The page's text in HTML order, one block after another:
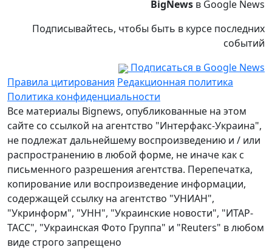
BigNews в Google News
Подписывайтесь, чтобы быть в курсе последних
событий
Подписаться в Google News
Правила цитирования Редакционная политика
Политика конфиденциальности
Все материалы Bignews, опубликованные на этом
сайте со ссылкой на агентство "Интерфакс-Украина",
не подлежат дальнейшему воспроизведению и / или
распространению в любой форме, не иначе как с
письменного разрешения агентства. Перепечатка,
копирование или воспроизведение информации,
содержащей ссылку на агентство "УНИАН",
"Укринформ", "УНН", "Украинские новости", "ИТАР-
ТАСС", "Украинская Фото Группа" и "Reuters" в любом
виде строго запрещено